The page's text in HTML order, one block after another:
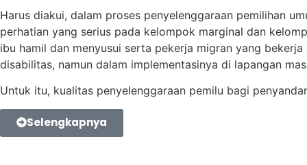
Harus diakui, dalam proses penyelenggaraan pemilihan
perhatian yang serius pada kelompok marginal dan
ibu hamil dan menyusui serta pekerja migran yang
disabilitas, namun dalam implementasinya di lapangan
Untuk itu, kualitas penyelenggaraan pemilu bagi
Selengkapnya